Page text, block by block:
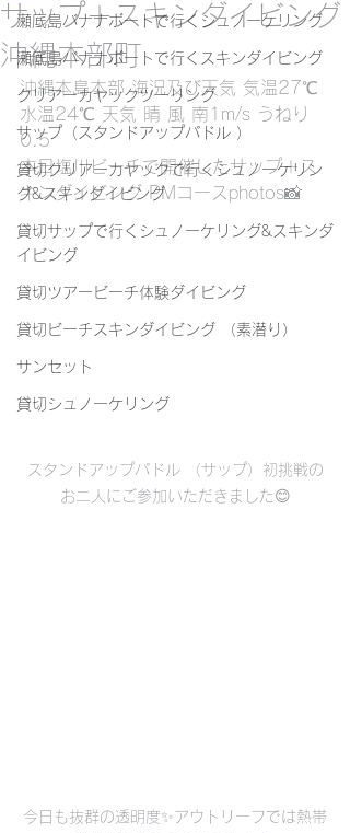
瀬底島バナナボートで行くシュノーケリング
瀬底島バナナボートで行くスキンダイビング
クリアーカヤックツーリング
サップ（スタンドアップパドル ）
貸切クリアーカヤックで行くシュノーケリン
グ&スキンダイビング
貸切サップで行くシュノーケリング&スキンダ
イビング
貸切ツアービーチ体験ダイビング
貸切ビーチスキンダイビング （素潜り）
サンセット
貸切シュノーケリング
サップ＋スキンダイビング
沖縄本部町
沖縄本島本部 海況及び天気 気温27℃
水温24℃ 天気 晴 風 南1m/s うねり
0.5
本日塩川ビーチで開催したサップ＋ス
キンダイビング PMコースphotos📸
スタンドアップパドル （サップ）初挑戦の
お二人にご参加いただきました😊
今日も抜群の透明度✨アウトリーフでは熱帯